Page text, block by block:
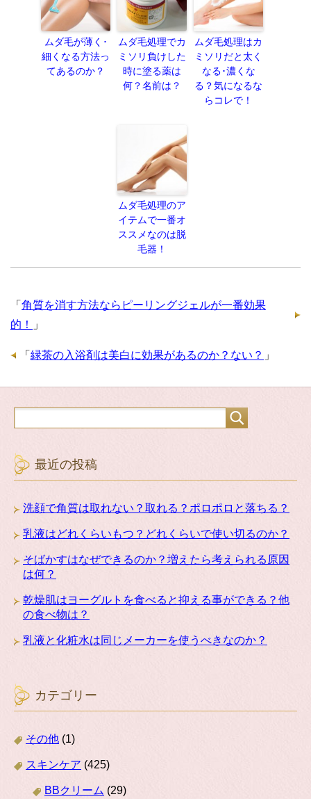
ムダ毛が薄く･
細くなる方法っ
てあるのか？
ムダ毛処理でカ
ミソリ負けした
時に塗る薬は
何？名前は？
ムダ毛処理はカ
ミソリだと太く
なる･濃くな
る？気になるな
らコレで！
ムダ毛処理のア
イテムで一番オ
ススメなのは脱
毛器！
「 角質を消す方法ならピーリングジェルが一番効果
的！
」
「 緑茶の入浴剤は美白に効果があるのか？ない？ 」
最近の投稿
洗顔で角質は取れない？取れる？ポロポロと落ちる？
乳液はどれくらいもつ？どれくらいで使い切るのか？
そばかすはなぜできるのか？増えたら考えられる原因
は何？
乾燥肌はヨーグルトを食べると抑える事ができる？他
の食べ物は？
乳液と化粧水は同じメーカーを使うべきなのか？
カテゴリー
その他 (1)
スキンケア (425)
BBクリーム (29)